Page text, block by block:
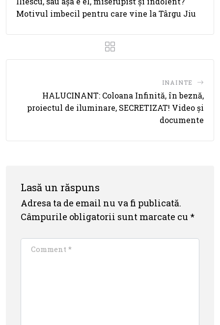
Motivul imbecil pentru care vine la Târgu Jiu
INAINTE
HALUCINANT: Coloana Infinită, în beznă,
proiectul de iluminare, SECRETIZAT! Video și
documente
Lasă un răspuns
Adresa ta de email nu va fi publicată.
Câmpurile obligatorii sunt marcate cu *